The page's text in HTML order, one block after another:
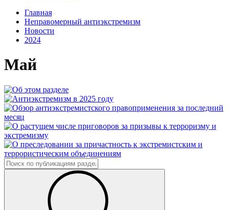
Главная
Неправомерный антиэкстремизм
Новости
2024
Май